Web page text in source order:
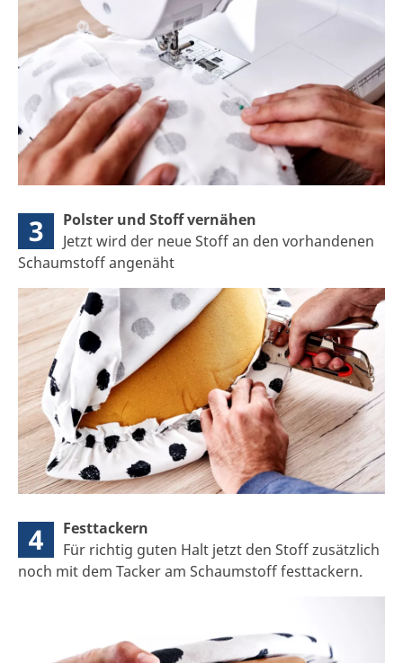
3
Polster und Stoff vernähen
Jetzt wird der neue Stoff an den vorhandenen
Schaumstoff angenäht
4
Festtackern
Für richtig guten Halt jetzt den Stoff zusätzlich
noch mit dem Tacker am Schaumstoff festtackern.